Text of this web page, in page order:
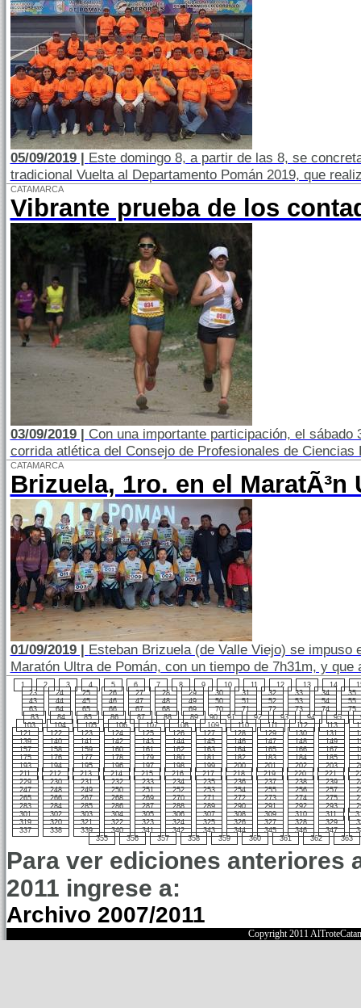
05/09/2019 | Este domingo 8, a partir de las 8, se
tradicional Vuelta al Departamento Pomán 2019, que
CATAMARCA
Vibrante prueba de los
03/09/2019 | Con una importante participación, el sábado
corrida atlética del Consejo de Profesionales de Ciencias
CATAMARCA
Brizuela, 1ro. en el MaratÃ³n
01/09/2019 | Esteban Brizuela (de Valle Viejo) se impuso
Maratón Ultra de Pomán, con un tiempo de 7h31m, y que
1 2 3 4 5 6 7 8 9 10 11 12 13 14
23
24 25 26 27 28 29 30 31 32 33 34
35
43
44 45 46 47 48 49 50 51 52 53 54
55
63
64 65 66 67 68 69 70 71 72 73 74
75
83
84 85 86 87 88 89 90 91 92 93 94 95
103
104 105 106 107 108 109 110 111 112 113
121
122 123 124 125 126 127 128 129 130 131
139
140 141 142 143 144 145 146 147 148 149
157
158 159 160 161 162 163 164 165 166 167
175
176 177 178 179 180 181 182 183 184 185
193
194 195 196 197 198 199 200 201 202 203
211
212 213 214 215 216 217 218 219 220 221
229
230 231 232 233 234 235 236 237 238 239
247
248 249 250 251 252 253 254 255 256 257
265
266 267 268 269 270 271 272 273 274 275
283
284 285 286 287 288 289 290 291 292 293
301
302 303 304 305 306 307 308 309 310 311
319
320 321 322 323 324 325 326 327 328 329
337
338 339 340 341 342 343 344 345 346 347
355
356 357 358 359 360 361 362 363
Para ver ediciones anteriores
2011 ingrese a:
Archivo 2007/2011
Copyright 2011